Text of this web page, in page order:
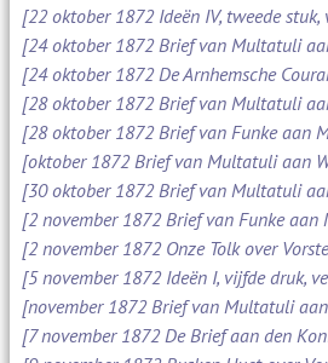
[22 oktober 1872 Ideën IV, tweede
[24 oktober 1872 Brief van Multatuli
[24 oktober 1872 De Arnhemsche
[28 oktober 1872 Brief van Multatuli
[28 oktober 1872 Brief van Funke aan
[oktober 1872 Brief van Multatuli aan
[30 oktober 1872 Brief van Multatuli
[2 november 1872 Brief van Funke
[2 november 1872 Onze Tolk over
[5 november 1872 Ideën I, vijfde druk,
[november 1872 Brief van Multatuli
[7 november 1872 De Brief aan den